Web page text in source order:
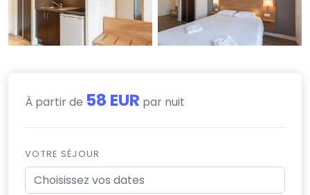
À partir de 58 EUR par nuit
VOTRE SÉJOUR